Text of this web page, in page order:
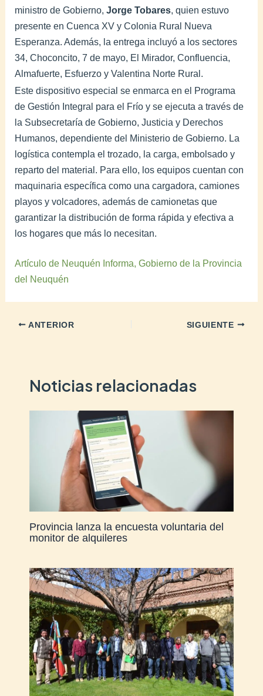
ministro de Gobierno,Jorge Tobares , quien estuvo
presente en Cuenca XV y Colonia Rural Nueva
Esperanza. Además, la entrega incluyó a los sectores
34, Choconcito, 7 de mayo, El Mirador, Confluencia,
Almafuerte, Esfuerzo y Valentina Norte Rural.
Este dispositivo especial se enmarca en el Programa
de Gestión Integral para el Frío y se ejecuta a través de
la Subsecretaría de Gobierno, Justicia y Derechos
Humanos, dependiente del Ministerio de Gobierno. La
logística contempla el trozado, la carga, embolsado y
reparto del material. Para ello, los equipos cuentan con
maquinaria específica como una cargadora, camiones
playos y volcadores, además de camionetas que
garantizar la distribución de forma rápida y efectiva a
los hogares que más lo necesitan.
Artículo de Neuquén Informa, Gobierno de la Provincia
del Neuquén
ANTERIOR SIGUIENTE
Noticias relacionadas
Provincia lanza la encuesta voluntaria del
monitor de alquileres